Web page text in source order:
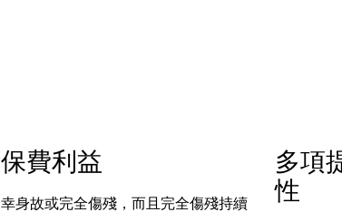
費利益
身故或完全傷殘，而且完全傷殘持續
多項
性